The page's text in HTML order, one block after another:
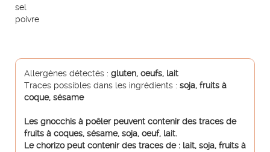
sel
poivre
Allergènes détectés : gluten, oeufs, lait
Traces possibles dans les ingrédients : soja, fruits à
coque, sésame
Les gnocchis à poêler peuvent contenir des traces de
fruits à coques, sésame, soja, oeuf, lait.
Le chorizo peut contenir des traces de : lait, soja, fruits à